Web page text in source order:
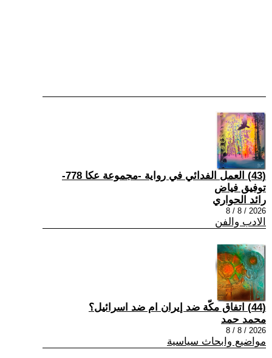
(43) العمل الفدائي في رواية -مجموعة عكا 778-
توفيق فياض
رائد الحواري
2026 / 8 / 8
الادب والفن
(44) اتفاق مكّة ضد إيران ام ضد اسرائيل؟
محمد حمد
2026 / 8 / 8
مواضيع وابحاث سياسية